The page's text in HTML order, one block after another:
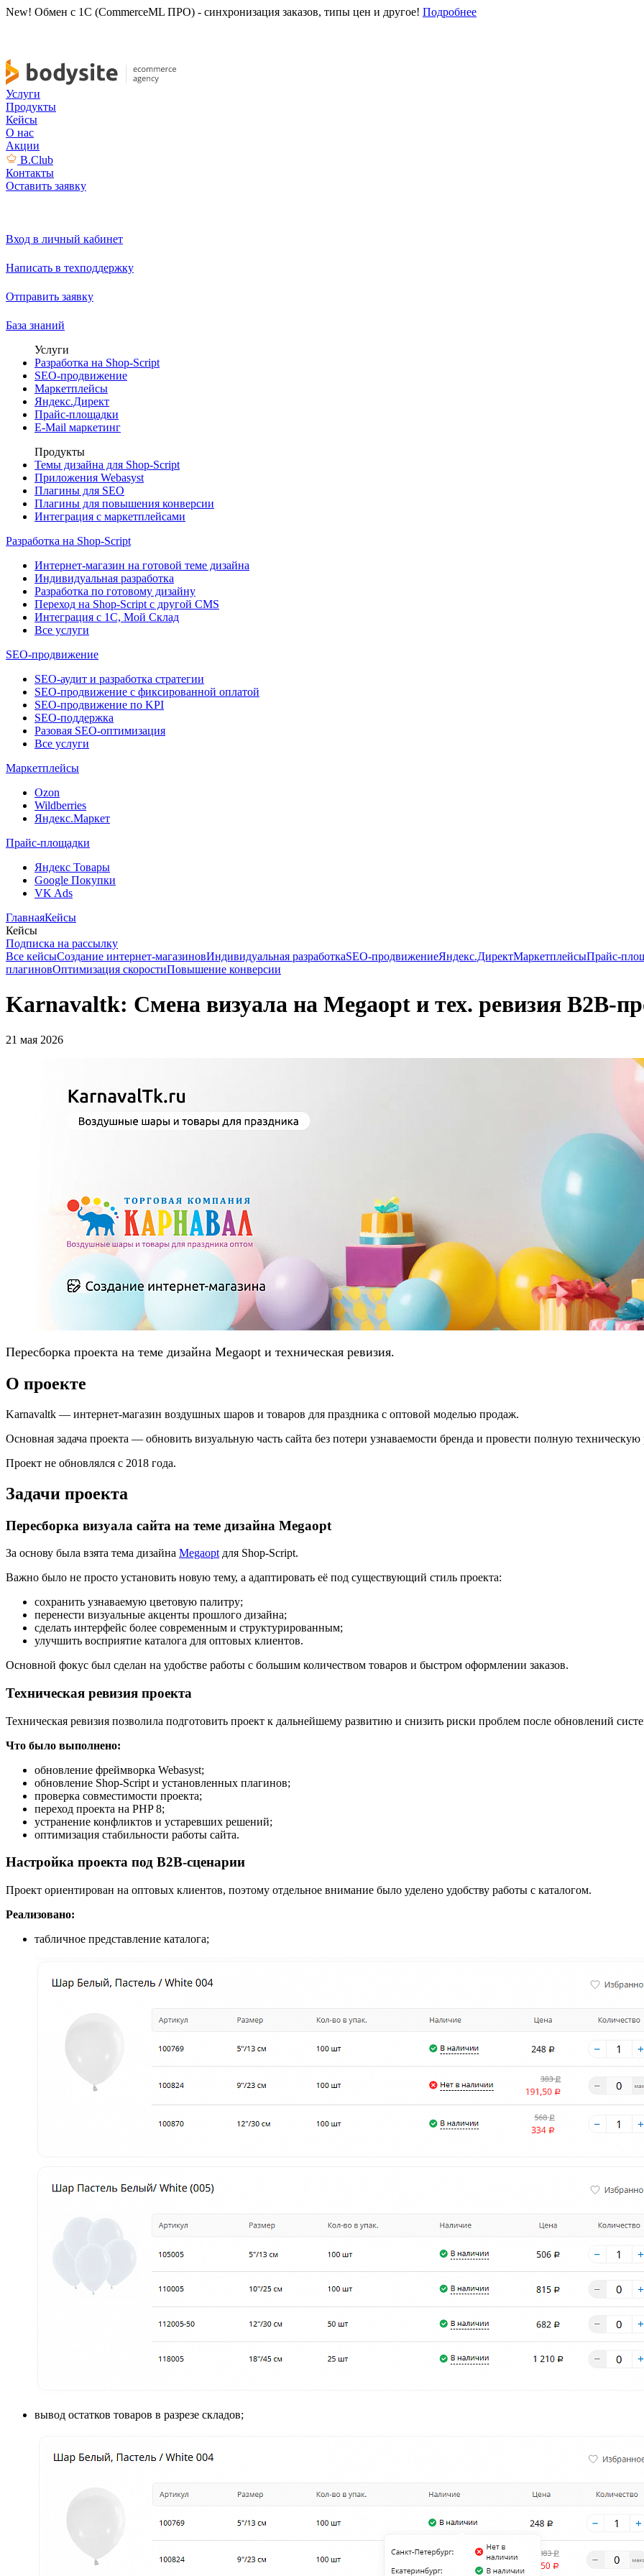
New! Обмен с 1С (CommerceML ПРО) - синхронизация заказов, типы цен и другое! Подробнее
Услуги
Продукты
Кейсы
О нас
Акции
B.Club
Контакты
Оставить заявку
Вход в личный кабинет
Написать в техподдержку
Отправить заявку
База знаний
Услуги
Разработка на Shop-Script
SEO-продвижение
Маркетплейсы
Яндекс.Директ
Прайс-площадки
E-Mail маркетинг
Продукты
Темы дизайна для Shop-Script
Приложения Webasyst
Плагины для SEO
Плагины для повышения конверсии
Интеграция с маркетплейсами
Разработка на Shop-Script
Интернет-магазин на готовой теме дизайна
Индивидуальная разработка
Разработка по готовому дизайну
Переход на Shop-Script с другой CMS
Интеграция с 1С, Мой Склад
Все услуги
SEO-продвижение
SEO-аудит и разработка стратегии
SEO-продвижение с фиксированной оплатой
SEO-продвижение по KPI
SEO-поддержка
Разовая SEO-оптимизация
Все услуги
Маркетплейсы
Ozon
Wildberries
Яндекс.Маркет
Прайс-площадки
Яндекс Товары
Google Покупки
VK Ads
ГлавнаяКейсы
Кейсы
Подписка на рассылку
Все кейсыСоздание интернет-магазиновИндивидуальная разработкаSEO-продвижениеЯндекс.ДиректМаркетплейсыПрайс-
плагиновОптимизация скоростиПовышение конверсии
Karnavaltk: Смена визуала на Megaopt и тех. ревизия B2B-
21 мая 2026
Пересборка проекта на теме дизайна Megaopt и техническая ревизия.
О проекте
Karnavaltk — интернет-магазин воздушных шаров и товаров для праздника с оптовой моделью продаж.
Основная задача проекта — обновить визуальную часть сайта без потери узнаваемости бренда и провести полную
Проект не обновлялся с 2018 года.
Задачи проекта
Пересборка визуала сайта на теме дизайна Megaopt
За основу была взята тема дизайна Megaopt для Shop‑Script.
Важно было не просто установить новую тему, а адаптировать её под существующий стиль проекта:
сохранить узнаваемую цветовую палитру;
перенести визуальные акценты прошлого дизайна;
сделать интерфейс более современным и структурированным;
улучшить восприятие каталога для оптовых клиентов.
Основной фокус был сделан на удобстве работы с большим количеством товаров и быстром оформлении заказов.
Техническая ревизия проекта
Техническая ревизия позволила подготовить проект к дальнейшему развитию и снизить риски проблем после обновлений
Что было выполнено:
обновление фреймворка Webasyst;
обновление Shop-Script и установленных плагинов;
проверка совместимости проекта;
переход проекта на PHP 8;
устранение конфликтов и устаревших решений;
оптимизация стабильности работы сайта.
Настройка проекта под B2B-сценарии
Проект ориентирован на оптовых клиентов, поэтому отдельное внимание было уделено удобству работы с каталогом.
Реализовано:
табличное представление каталога;
вывод остатков товаров в разрезе складов;